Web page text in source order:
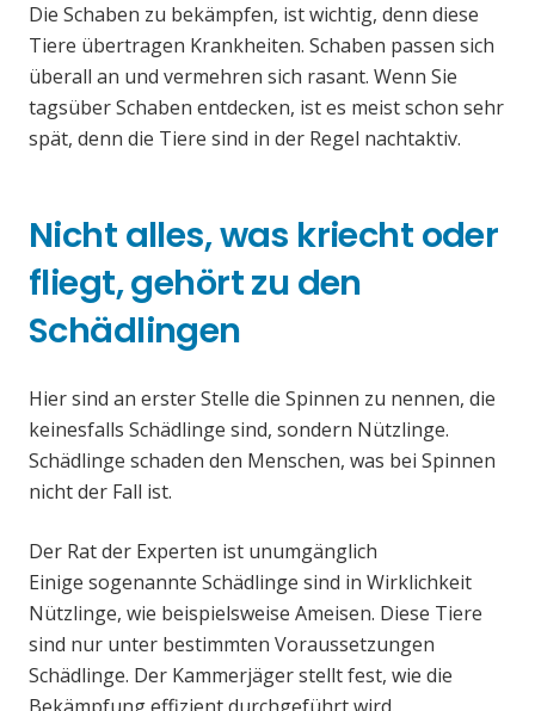
Die Schaben zu bekämpfen, ist wichtig, denn diese
Tiere übertragen Krankheiten. Schaben passen sich
überall an und vermehren sich rasant. Wenn Sie
tagsüber Schaben entdecken, ist es meist schon sehr
spät, denn die Tiere sind in der Regel nachtaktiv.
Nicht alles, was kriecht oder
fliegt, gehört zu den
Schädlingen
Hier sind an erster Stelle die Spinnen zu nennen, die
keinesfalls Schädlinge sind, sondern Nützlinge.
Schädlinge schaden den Menschen, was bei Spinnen
nicht der Fall ist.
Der Rat der Experten ist unumgänglich
Einige sogenannte Schädlinge sind in Wirklichkeit
Nützlinge, wie beispielsweise Ameisen. Diese Tiere
sind nur unter bestimmten Voraussetzungen
Schädlinge. Der Kammerjäger stellt fest, wie die